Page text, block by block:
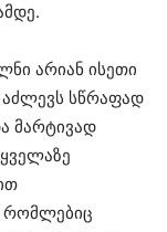
არიან ისეთი
სწრაფად
მარტივად
რომლებიც